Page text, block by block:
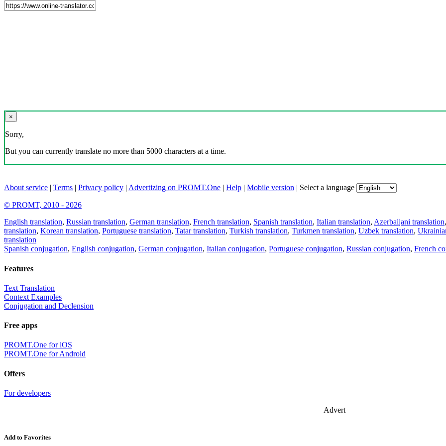
×
Sorry,
But you can currently translate no more than 5000 characters at a time.
About service | Terms | Privacy policy | Advertizing on PROMT.One | Help | Mobile version | Select a language
© PROMT, 2010 - 2026
English translation, Russian translation, German translation, French translation, Spanish translation, Italian translation, Azerbaijani translation,
translation, Korean translation, Portuguese translation, Tatar translation, Turkish translation, Turkmen translation, Uzbek translation,
translation
Spanish conjugation, English conjugation, German conjugation, Italian conjugation, Portuguese conjugation, Russian conjugation, French
Features
Text Translation
Context Examples
Conjugation and Declension
Free apps
PROMT.One for iOS
PROMT.One for Android
Offers
For developers
Advert
Add to Favorites